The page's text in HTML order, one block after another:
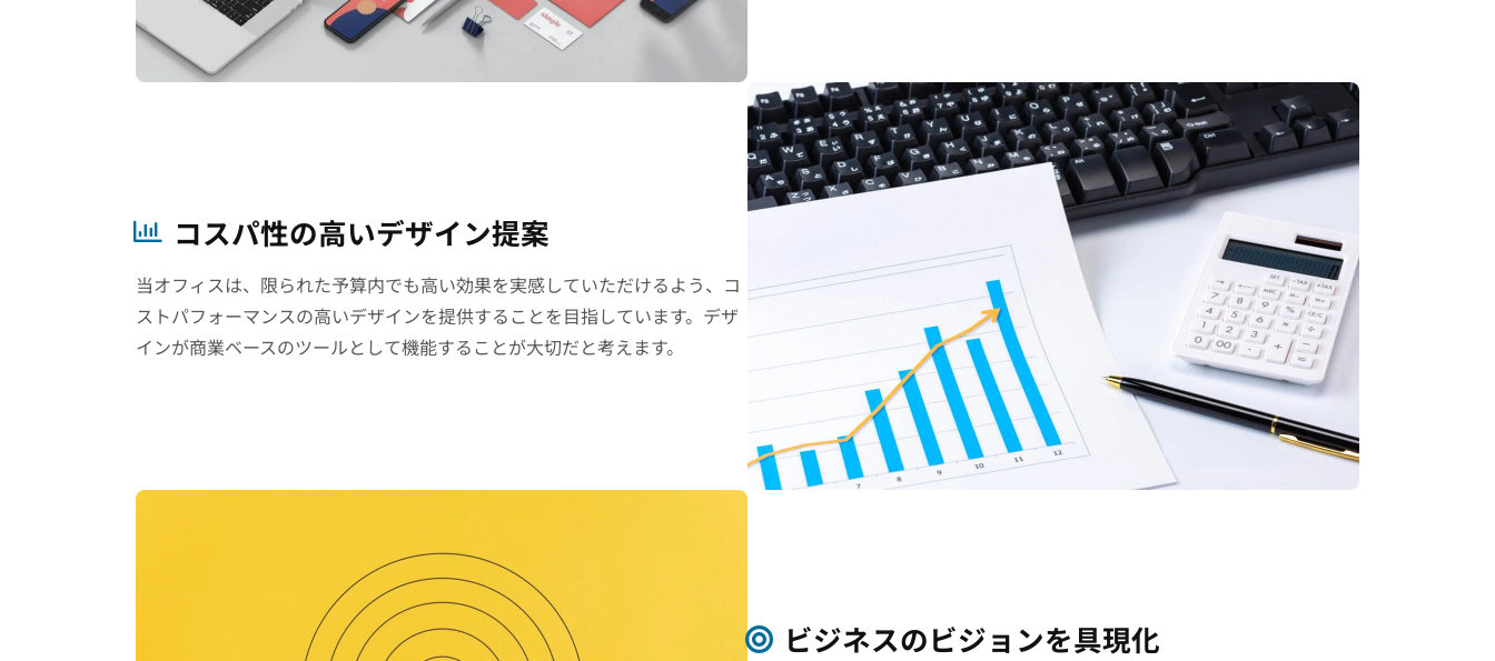
コスパ性の高いデザイン提案
当オフィスは、限られた予算内でも高い効果を実感していただけるよう、コ
ストパフォーマンスの高いデザインを提供することを目指しています。デザ
インが商業ベースのツールとして機能することが大切だと考えます。
ビジネスのビジョンを具現化